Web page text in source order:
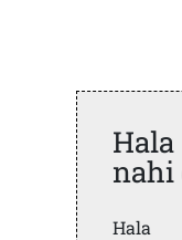
nahi
Hala